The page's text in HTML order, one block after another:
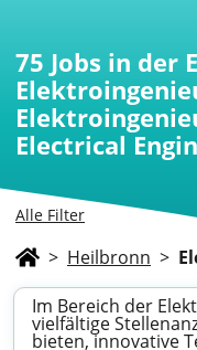
Alle Filter
75 Jobs in der
Electrical
> Heilbronn >
Im Bereich der
vielfältige
bieten, innovative